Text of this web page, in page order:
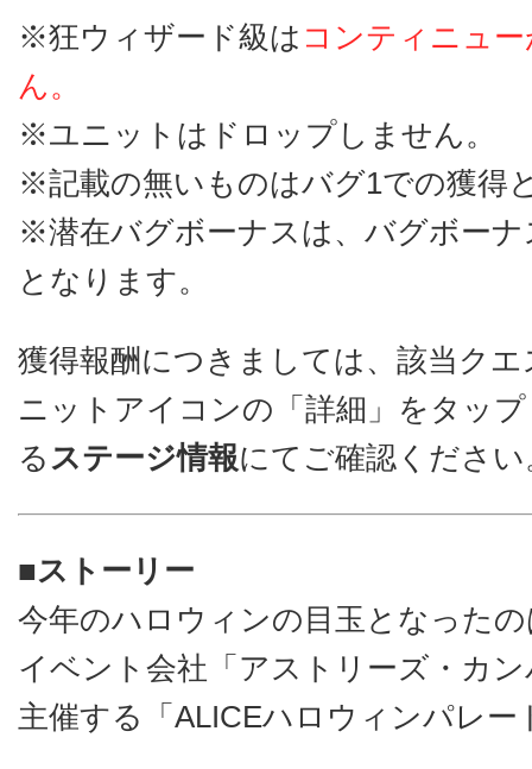
※狂ウィザード級は コンティニュ
ん。
※ユニットはドロップしません。
※記載の無いものはバグ1での獲得
※潜在バグボーナスは、バグボーナ
となります。
獲得報酬につきましては、該当ク
ニットアイコンの「詳細」をタッ
るステージ情報にてご確認ください
■ストーリー
今年のハロウィンの目玉となった
イベント会社「アストリーズ・カ
主催する「ALICEハロウィンパレー